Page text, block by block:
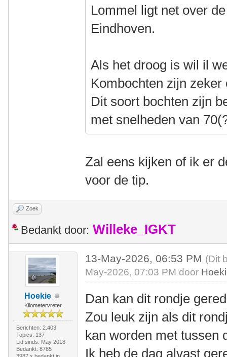
Lommel ligt net over
Eindhoven.
Als het droog is wil il
Kombochten zijn
Dit soort bochten zijn
met snelheden van
Zal eens kijken of ik er
voor de tip.
Zoek
Bedankt door: Willeke_IGKT
Hoekie
Kilometervreter
Berichten: 2.403
Topics: 137
Lid sinds: May 2018
Bedankt: 8785
13-May-2026, 06:53 PM (Dit
May-2026, 07:03 PM door
Dan kan dit rondje
Zou leuk zijn als dit
kan worden met tussen
Ik heb de dag alvast